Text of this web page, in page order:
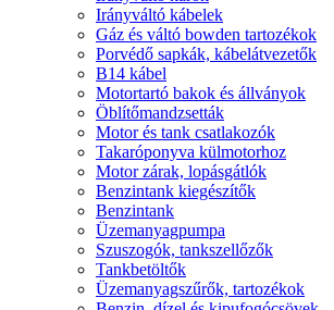
Irányváltó kábelek
Gáz és váltó bowden tartozékok
Porvédő sapkák, kábelátvezetők
B14 kábel
Motortartó bakok és állványok
Öblítőmandzsetták
Motor és tank csatlakozók
Takaróponyva külmotorhoz
Motor zárak, lopásgátlók
Benzintank kiegészítők
Benzintank
Üzemanyagpumpa
Szuszogók, tankszellőzők
Tankbetöltők
Üzemanyagszűrők, tartozékok